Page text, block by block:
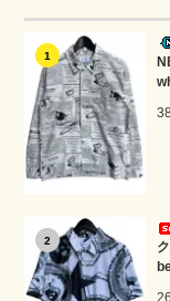
1
2